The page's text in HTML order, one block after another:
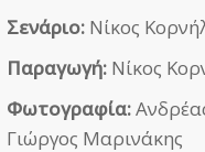
Σενάριο: Νίκος
Παραγωγή: Νίκος
Φωτογραφία:
Γιώργος Μαρινάκης